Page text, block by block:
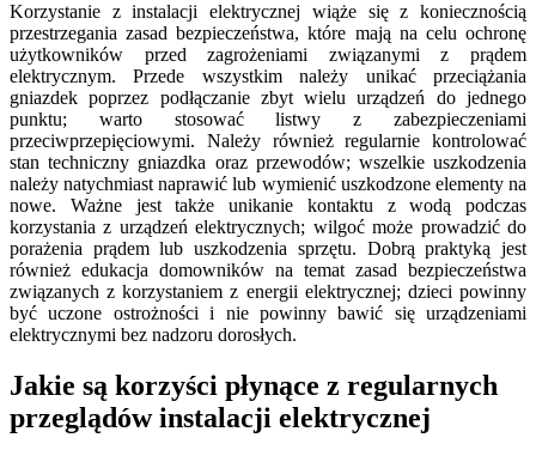
Korzystanie z instalacji elektrycznej wiąże się z koniecznością
przestrzegania zasad bezpieczeństwa, które mają na celu ochronę
użytkowników przed zagrożeniami związanymi z prądem
elektrycznym. Przede wszystkim należy unikać przeciążania
gniazdek poprzez podłączanie zbyt wielu urządzeń do jednego
punktu; warto stosować listwy z zabezpieczeniami
przeciwprzepięciowymi. Należy również regularnie kontrolować
stan techniczny gniazdka oraz przewodów; wszelkie uszkodzenia
należy natychmiast naprawić lub wymienić uszkodzone elementy na
nowe. Ważne jest także unikanie kontaktu z wodą podczas
korzystania z urządzeń elektrycznych; wilgoć może prowadzić do
porażenia prądem lub uszkodzenia sprzętu. Dobrą praktyką jest
również edukacja domowników na temat zasad bezpieczeństwa
związanych z korzystaniem z energii elektrycznej; dzieci powinny
być uczone ostrożności i nie powinny bawić się urządzeniami
elektrycznymi bez nadzoru dorosłych.
Jakie są korzyści płynące z regularnych
przeglądów instalacji elektrycznej